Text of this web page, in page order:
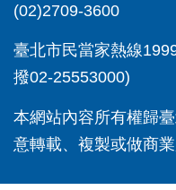
(02)2709-3600
臺北市民當家熱線
撥02-25553000)
本網站內容所有權歸
意轉載、複製或做商